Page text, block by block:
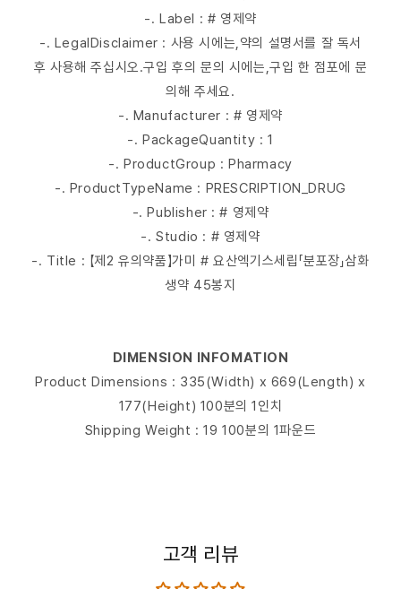
-. Label : # 영제약
-. LegalDisclaimer : 사용 시에는,약의 설명서를 잘 독서
후 사용해 주십시오.구입 후의 문의 시에는,구입 한 점포에 문
의해 주세요.
-. Manufacturer : # 영제약
-. PackageQuantity : 1
-. ProductGroup : Pharmacy
-. ProductTypeName : PRESCRIPTION_DRUG
-. Publisher : # 영제약
-. Studio : # 영제약
-. Title : 【제2 유의약품】가미 # 요산엑기스세립「분포장」삼화
생약 45봉지
DIMENSION INFOMATION
Product Dimensions : 335(Width) x 669(Length) x
177(Height) 100분의 1인치
Shipping Weight : 19 100분의 1파운드
고객 리뷰